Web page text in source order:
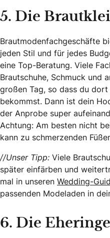
5. Die
Brautmodenfachgeschäfte
jeden Stil und für jedes
eine Top-Beratung. Viele
Brautschuhe, Schmuck und
großen Tag, so dass du dort
bekommst. Dann ist dein
der Anprobe super
Achtung: Am besten nicht
kann zu schmerzenden
//Unser Tipp: Viele
später einfärben und
mal in unseren Wedding-
passenden Modeladen in
6. Die Eheringe